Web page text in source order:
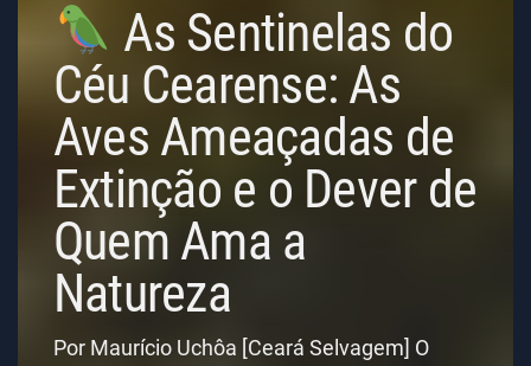
As Sentinelas do
Céu Cearense: As
Aves Ameaçadas de
Extinção e o Dever de
Quem Ama a
Natureza
Por Maurício Uchôa [Ceará Selvagem] O